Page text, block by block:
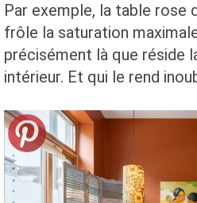
Par exemple, la table rose
frôle la saturation
précisément là que réside
intérieur. Et qui le rend